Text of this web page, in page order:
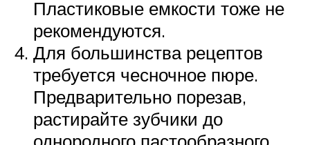
Пластиковые емкости тоже не
рекомендуются.
Для большинства рецептов
требуется чесночное пюре.
Предварительно порезав,
растирайте зубчики до
однородного пастообразного